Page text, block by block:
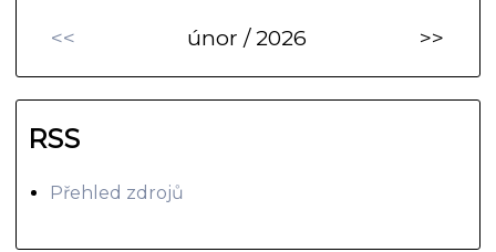
<< únor / 2026 >>
RSS
Přehled zdrojů